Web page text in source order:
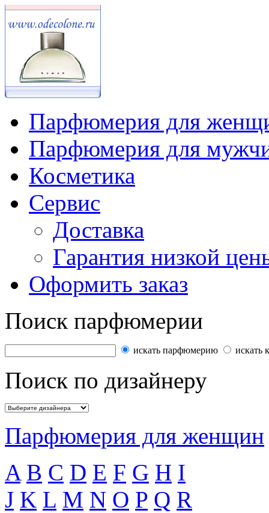
Парфюмерия для
Парфюмерия для
Косметика
Сервис
Доставка
Гарантия низкой
Оформить заказ
Поиск парфюмерии
искать парфюмерию искать
Поиск по дизайнеру
Парфюмерия для женщин
A B C D E F G H I
J K L M N O P Q R